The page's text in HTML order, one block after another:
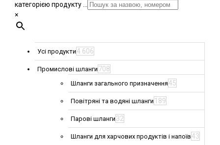
категорією продукту ...
×
Усі продукти4 606
Промислові шланги 708
Шланги загального призначення45
Повітряні та водяні шланги 189
Парові шланги 32
Шланги для харчових продуктів і напоїв43